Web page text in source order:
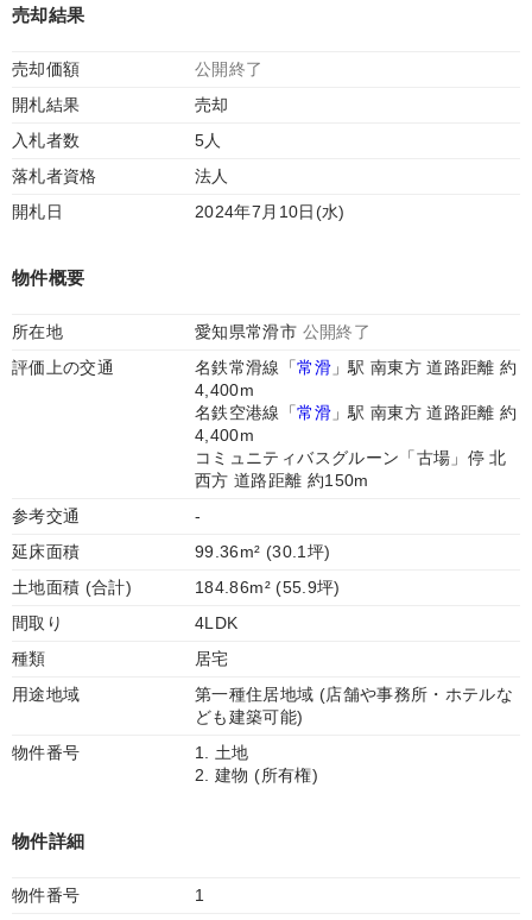
売却結果
売却価額
公開終了
開札結果
売却
入札者数
5人
落札者資格
法人
開札日
2024年7月10日(水)
物件概要
所在地 愛知県常滑市 公開終了
評価上の交通
名鉄常滑線「常滑」駅 南東方 道路距離 約
4,400m
名鉄空港線「常滑」駅 南東方 道路距離 約
4,400m
コミュニティバスグルーン「古場」停 北
西方 道路距離 約150m
参考交通
-
延床面積
99.36m² (30.1坪)
土地面積 (合計)
184.86m² (55.9坪)
間取り
4LDK
種類
居宅
用途地域
第一種住居地域 (店舗や事務所・ホテルな
ども建築可能)
物件番号
1. 土地
2. 建物 (所有権)
物件詳細
物件番号
1